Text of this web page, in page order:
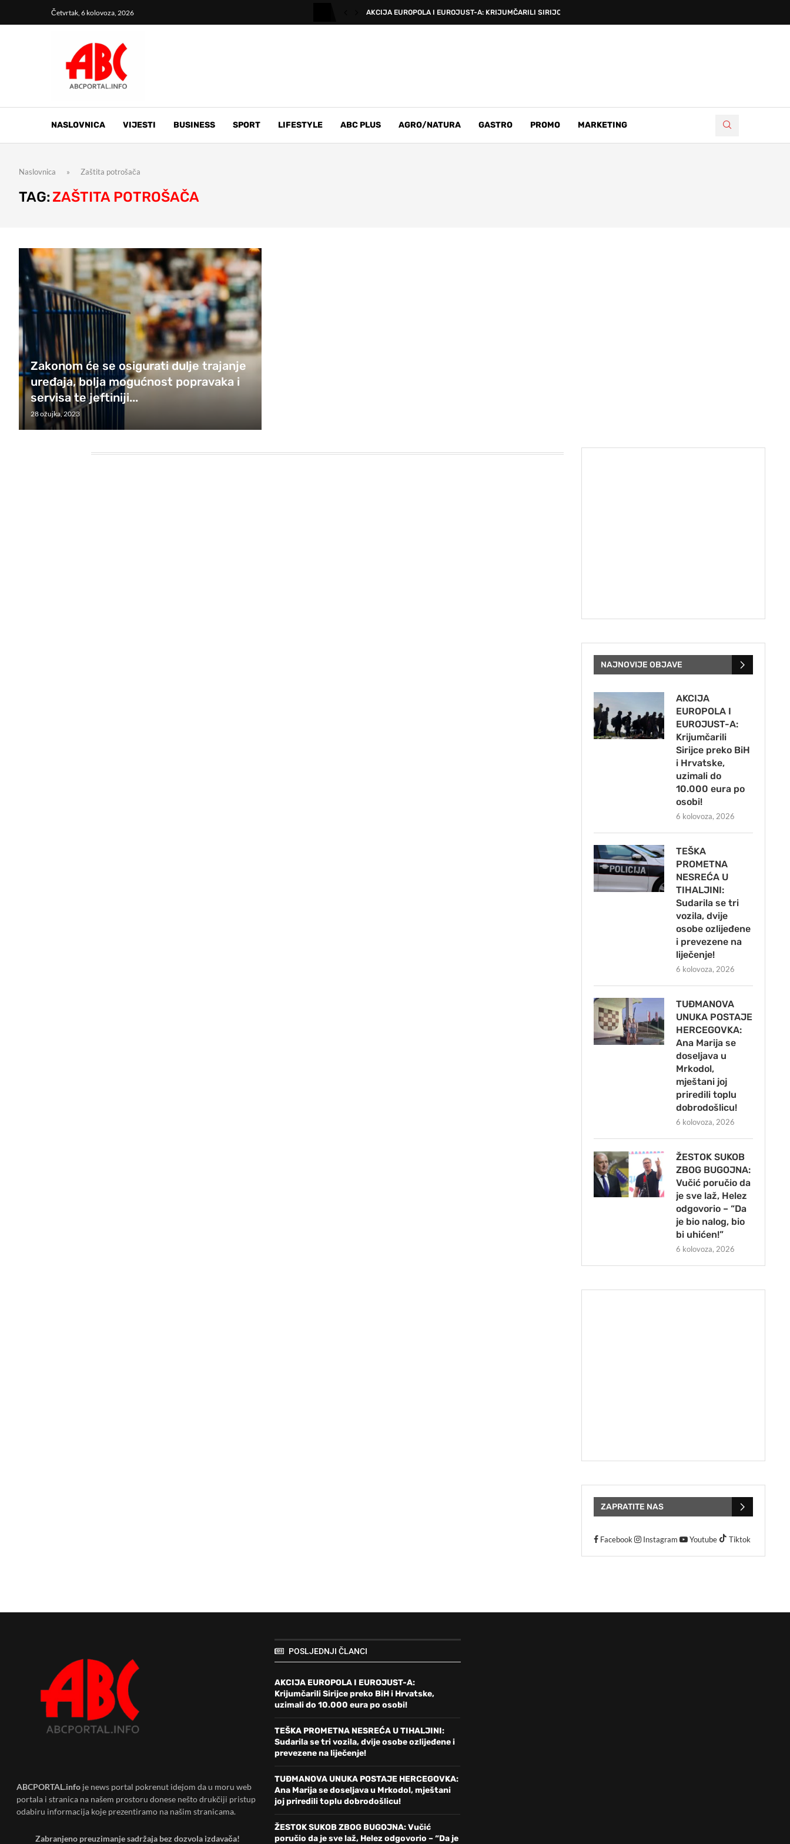
Četvrtak, 6 kolovoza, 2026 AKCIJA EUROPOLA I EUROJUST-A: KRIJUMČARILI SIRIJCE PREKO BIH...
NASLOVNICA VIJESTI BUSINESS SPORT LIFESTYLE ABC PLUS AGRO/NATURA GASTRO PROMO MARKETING
Naslovnica » Zaštita potrošača
TAG: ZAŠTITA POTROŠAČA
Zakonom će se osigurati dulje trajanje
uređaja, bolja mogućnost popravaka i
servisa te jeftiniji...
28 ožujka, 2023
NAJNOVIJE OBJAVE
AKCIJA
EUROPOLA I
EUROJUST-A:
Krijumčarili
Sirijce preko BiH
i Hrvatske,
uzimali do
10.000 eura po
osobi!
6 kolovoza, 2026
TEŠKA
PROMETNA
NESREĆA U
TIHALJINI:
Sudarila se tri
vozila, dvije
osobe ozlijeđene
i prevezene na
liječenje!
6 kolovoza, 2026
TUĐMANOVA
UNUKA POSTAJE
HERCEGOVKA:
Ana Marija se
doseljava u
Mrkodol,
mještani joj
priredili toplu
dobrodošlicu!
6 kolovoza, 2026
ŽESTOK SUKOB
ZBOG BUGOJNA:
Vučić poručio da
je sve laž, Helez
odgovorio – “Da
je bio nalog, bio
bi uhićen!”
6 kolovoza, 2026
ZAPRATITE NAS
Facebook Instagram Youtube Tiktok
ABCPORTAL.info je news portal pokrenut idejom da u moru web
portala i stranica na našem prostoru donese nešto drukčiji pristup
odabiru informacija koje prezentiramo na našim stranicama.
Zabranjeno preuzimanje sadržaja bez dozvola izdavača!
POSLJEDNJI ČLANCI
AKCIJA EUROPOLA I EUROJUST-A:
Krijumčarili Sirijce preko BiH i Hrvatske,
uzimali do 10.000 eura po osobi!
TEŠKA PROMETNA NESREĆA U TIHALJINI:
Sudarila se tri vozila, dvije osobe ozlijeđene i
prevezene na liječenje!
TUĐMANOVA UNUKA POSTAJE HERCEGOVKA:
Ana Marija se doseljava u Mrkodol, mještani
joj priredili toplu dobrodošlicu!
ŽESTOK SUKOB ZBOG BUGOJNA: Vučić
poručio da je sve laž, Helez odgovorio – “Da je